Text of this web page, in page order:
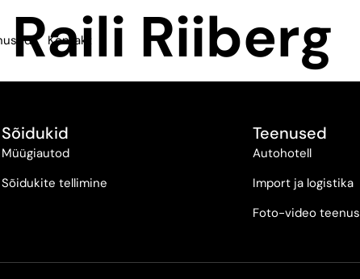
Kontakt
Raili Riiberg
Sõidukid
Müügiautod
Sõidukite tellimine
Teenused
Autohotell
Import ja logistika
Foto-video teenus